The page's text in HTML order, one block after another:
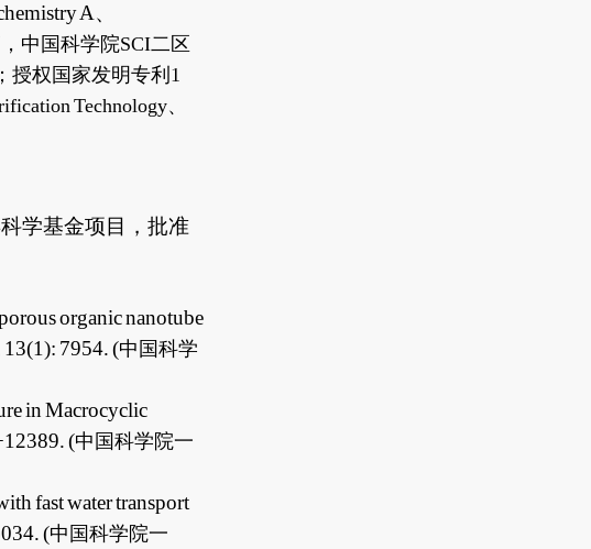
A、
中国科学院SCI二区
授权国家发明专利 1
Technology、
学基金项目，批准
organic nanotube
13(1): 7954. (中国科学
in Macrocyclic
(中国科学院一
fast water transport
(中国科学院一